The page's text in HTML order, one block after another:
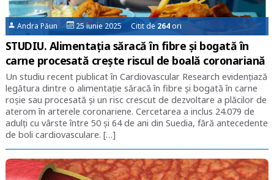
Andra Păun 25 iunie 2025 Citit de 264ori
STUDIU. Alimentația săracă în fibre și bogată în
carne procesată crește riscul de boală coronariană
Un studiu recent publicat în Cardiovascular Research evidențiază
legătura dintre o alimentație săracă în fibre și bogată în carne
roșie sau procesată și un risc crescut de dezvoltare a plăcilor de
aterom în arterele coronariene. Cercetarea a inclus 24.079 de
adulți cu vârste între 50 și 64 de ani din Suedia, fără antecedente
de boli cardiovasculare. […]